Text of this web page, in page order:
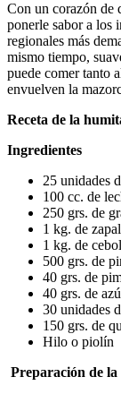
Con un corazón de
ponerle sabor a los
regionales más
mismo tiempo,
puede comer tanto
envuelven la
Receta de la
Ingredientes
25 unidades
100 cc. de
250 grs. de
1 kg. de
1 kg. de
500 grs. de
40 grs. de
40 grs. de
30 unidades
150 grs. de
Hilo o piolín
Preparación de